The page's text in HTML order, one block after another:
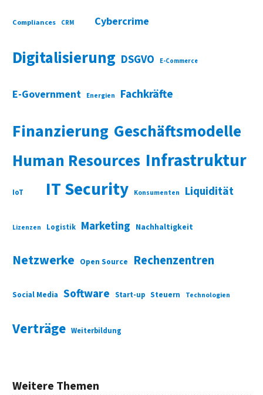
Compliances CRM Cybercrime
Digitalisierung DSGVO E-Commerce
E-Government Energien Fachkräfte
Finanzierung Geschäftsmodelle
Human Resources Infrastruktur
IoT IT Security Konsumenten Liquidität
Lizenzen Logistik Marketing Nachhaltigkeit
Netzwerke Open Source Rechenzentren
Social Media Software Start-up Steuern Technologien
Verträge Weiterbildung
Weitere Themen